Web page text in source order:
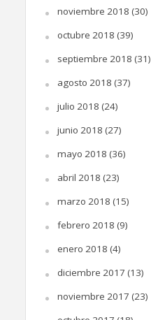
noviembre 2018 (30)
octubre 2018 (39)
septiembre 2018 (31)
agosto 2018 (37)
julio 2018 (24)
junio 2018 (27)
mayo 2018 (36)
abril 2018 (23)
marzo 2018 (15)
febrero 2018 (9)
enero 2018 (4)
diciembre 2017 (13)
noviembre 2017 (23)